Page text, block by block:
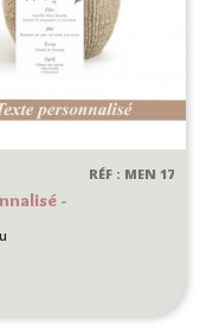
-
-
RÉF : MEN 17